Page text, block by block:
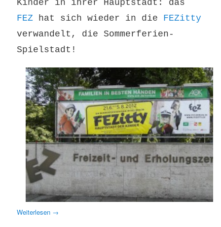
Kinder in ihrer Hauptstadt: das
FEZ hat sich wieder in die FEZitty
verwandelt, die Sommerferien-
Spielstadt!
Weiterlesen →